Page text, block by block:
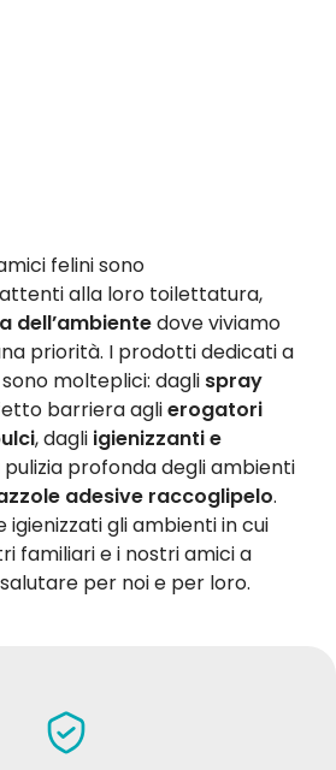
felini sono
alla loro toilettatura,
dell’ambientedove viviamo
priorità. I prodotti dedicati a
molteplici: dagli spray
barriera aglierogatori
, dagli igienizzanti e
profonda degli ambienti
adesive raccoglipelo.
igienizzati gli ambienti in cui
familiari e i nostri amici a
per noi e per loro.